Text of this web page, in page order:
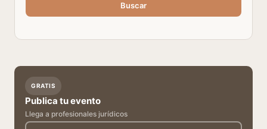
Buscar
GRATIS
Publica tu evento
Llega a profesionales jurídicos